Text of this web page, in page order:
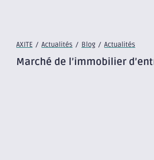
AXITE / Actualités / Blog / Actualités
Marché de l’immobilier